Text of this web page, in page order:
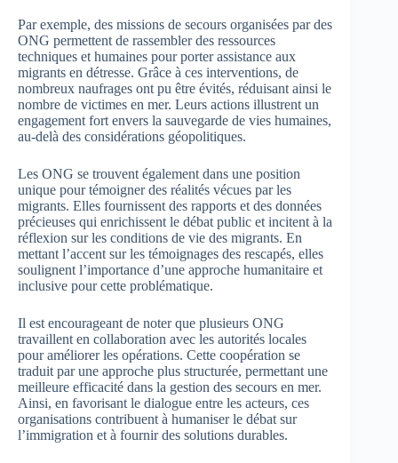
Par exemple, des missions de secours organisées par des
ONG permettent de rassembler des ressources
techniques et humaines pour porter assistance aux
migrants en détresse. Grâce à ces interventions, de
nombreux naufrages ont pu être évités, réduisant ainsi le
nombre de victimes en mer. Leurs actions illustrent un
engagement fort envers la sauvegarde de vies humaines,
au-delà des considérations géopolitiques.
Les ONG se trouvent également dans une position
unique pour témoigner des réalités vécues par les
migrants. Elles fournissent des rapports et des données
précieuses qui enrichissent le débat public et incitent à la
réflexion sur les conditions de vie des migrants. En
mettant l’accent sur les témoignages des rescapés, elles
soulignent l’importance d’une approche humanitaire et
inclusive pour cette problématique.
Il est encourageant de noter que plusieurs ONG
travaillent en collaboration avec les autorités locales
pour améliorer les opérations. Cette coopération se
traduit par une approche plus structurée, permettant une
meilleure efficacité dans la gestion des secours en mer.
Ainsi, en favorisant le dialogue entre les acteurs, ces
organisations contribuent à humaniser le débat sur
l’immigration et à fournir des solutions durables.